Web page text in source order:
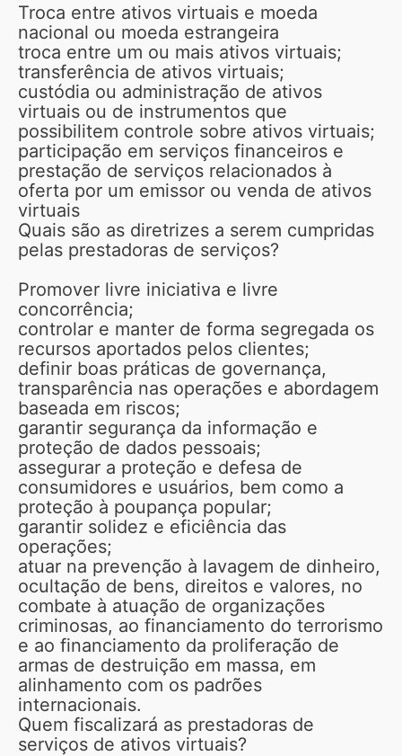
Troca entre ativos virtuais e moeda
nacional ou moeda estrangeira
troca entre um ou mais ativos virtuais;
transferência de ativos virtuais;
custódia ou administração de ativos
virtuais ou de instrumentos que
possibilitem controle sobre ativos virtuais;
participação em serviços financeiros e
prestação de serviços relacionados à
oferta por um emissor ou venda de ativos
virtuais
Quais são as diretrizes a serem cumpridas
pelas prestadoras de serviços?
Promover livre iniciativa e livre
concorrência;
controlar e manter de forma segregada os
recursos aportados pelos clientes;
definir boas práticas de governança,
transparência nas operações e abordagem
baseada em riscos;
garantir segurança da informação e
proteção de dados pessoais;
assegurar a proteção e defesa de
consumidores e usuários, bem como a
proteção à poupança popular;
garantir solidez e eficiência das
operações;
atuar na prevenção à lavagem de dinheiro,
ocultação de bens, direitos e valores, no
combate à atuação de organizações
criminosas, ao financiamento do terrorismo
e ao financiamento da proliferação de
armas de destruição em massa, em
alinhamento com os padrões
internacionais.
Quem fiscalizará as prestadoras de
serviços de ativos virtuais?